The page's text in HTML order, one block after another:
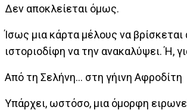
Δεν αποκλείεται όμως.
Ίσως μια κάρτα μέλους να
ιστοριοδίφη να την ανακαλύψει. Ή,
Από τη Σελήνη… στη γήινη Αφροδίτη
Υπάρχει, ωστόσο, μια όμορφη